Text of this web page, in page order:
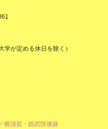
学が定める休日を除く）
横須賀・総武快速線